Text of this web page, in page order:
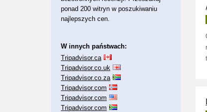
ponad 200 witryn w poszukiwaniu
najlepszych cen.
W innych państwach:
Tripadvisor.ca
Tripadvisor.co.uk
Tripadvisor.co.za
Tripadvisor.com
Tripadvisor.com
Tripadvisor.com